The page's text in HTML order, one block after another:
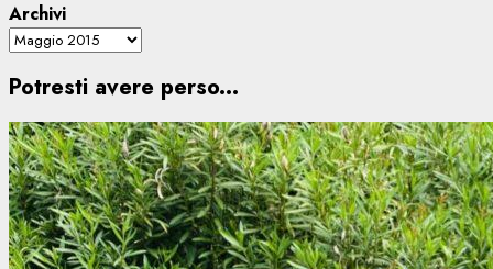
Archivi
Potresti avere perso...